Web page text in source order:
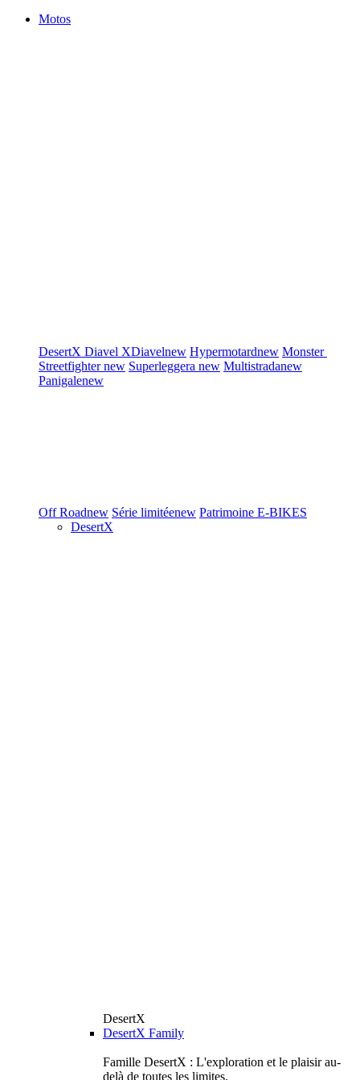
Motos
DesertX Diavel XDiavelnew Hypermotardnew Monster
Streetfighternew Superleggera new Multistradanew
Panigalenew
Off Roadnew Série limitéenew Patrimoine E-BIKES
DesertX
DesertX
DesertX Family
Famille DesertX : L'exploration et le plaisir au-
delà de toutes les limites.